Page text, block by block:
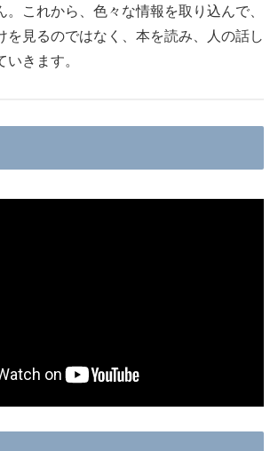
。これから、色々な情報を取り込んで、
を見るのではなく、本を読み、人の話し
いきます。